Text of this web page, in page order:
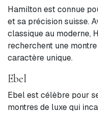
Hamilton est connue
et sa précision suisse.
classique au moderne,
recherchent une
caractère unique.
Ebel
Ebel est célèbre pour
montres de luxe qui